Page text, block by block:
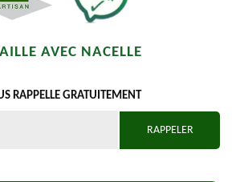
AVEC NACELLE
RAPPELLE GRATUITEMENT